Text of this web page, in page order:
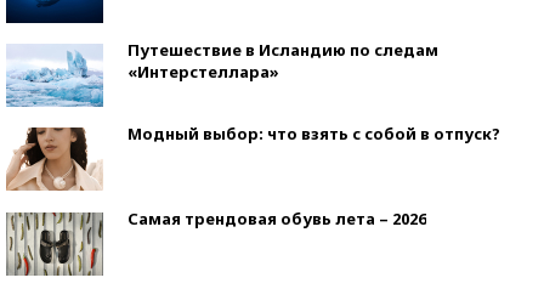
Путешествие в Исландию по следам
«Интерстеллара»
Модный выбор: что взять с собой в отпуск?
Самая трендовая обувь лета – 2026